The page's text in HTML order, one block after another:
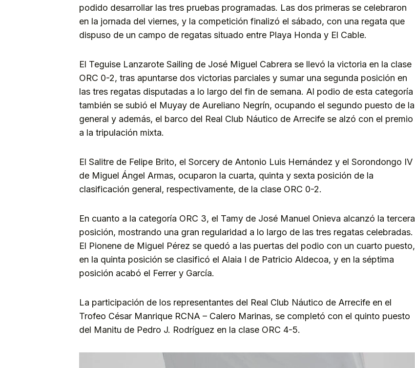
podido desarrollar las tres pruebas programadas. Las dos primeras se celebraron
en la jornada del viernes, y la competición finalizó el sábado, con una regata que
dispuso de un campo de regatas situado entre Playa Honda y El Cable.
El Teguise Lanzarote Sailing de José Miguel Cabrera se llevó la victoria en la clase
ORC 0-2, tras apuntarse dos victorias parciales y sumar una segunda posición en
las tres regatas disputadas a lo largo del fin de semana. Al podio de esta categoría
también se subió el Muyay de Aureliano Negrín, ocupando el segundo puesto de la
general y además, el barco del Real Club Náutico de Arrecife se alzó con el premio
a la tripulación mixta.
El Salitre de Felipe Brito, el Sorcery de Antonio Luis Hernández y el Sorondongo IV
de Miguel Ángel Armas, ocuparon la cuarta, quinta y sexta posición de la
clasificación general, respectivamente, de la clase ORC 0-2.
En cuanto a la categoría ORC 3, el Tamy de José Manuel Onieva alcanzó la tercera
posición, mostrando una gran regularidad a lo largo de las tres regatas celebradas.
El Pionene de Miguel Pérez se quedó a las puertas del podio con un cuarto puesto,
en la quinta posición se clasificó el Alaia I de Patricio Aldecoa, y en la séptima
posición acabó el Ferrer y García.
La participación de los representantes del Real Club Náutico de Arrecife en el
Trofeo César Manrique RCNA – Calero Marinas, se completó con el quinto puesto
del Manitu de Pedro J. Rodríguez en la clase ORC 4-5.